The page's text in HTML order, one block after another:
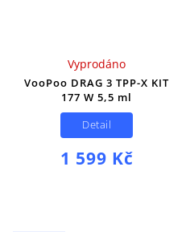
VooPoo DRAG 3 TPP-X KIT
177 W 5,5 ml
Vyprodáno
1 599 Kč
Detail